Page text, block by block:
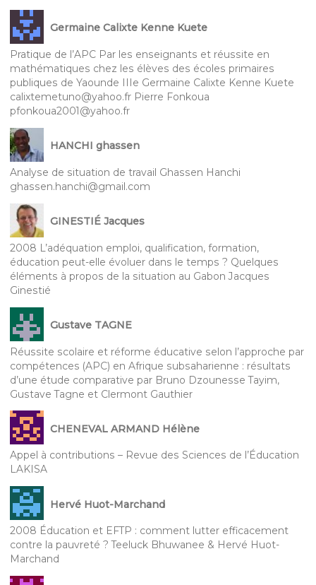
Germaine Calixte Kenne Kuete
Pratique de l’APC Par les enseignants et réussite en
mathématiques chez les élèves des écoles primaires
publiques de Yaounde IIIe Germaine Calixte Kenne Kuete
calixtemetuno@yahoo.fr Pierre Fonkoua
pfonkoua2001@yahoo.fr
HANCHI ghassen
Analyse de situation de travail Ghassen Hanchi
ghassen.hanchi@gmail.com
GINESTIÉ Jacques
2008 L’adéquation emploi, qualification, formation,
éducation peut-elle évoluer dans le temps ? Quelques
éléments à propos de la situation au Gabon Jacques
Ginestié
Gustave TAGNE
Réussite scolaire et réforme éducative selon l’approche par
compétences (APC) en Afrique subsaharienne : résultats
d’une étude comparative par Bruno Dzounesse Tayim,
Gustave Tagne et Clermont Gauthier
CHENEVAL ARMAND Hélène
Appel à contributions – Revue des Sciences de l’Éducation
LAKISA
Hervé Huot-Marchand
2008 Éducation et EFTP : comment lutter efficacement
contre la pauvreté ? Teeluck Bhuwanee & Hervé Huot-
Marchand